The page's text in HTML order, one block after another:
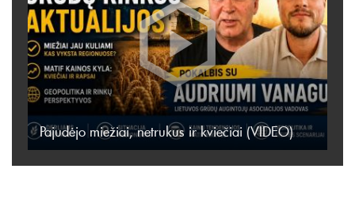
Pajudėjo miežiai, netrukus ir kviečiai (VIDEO)